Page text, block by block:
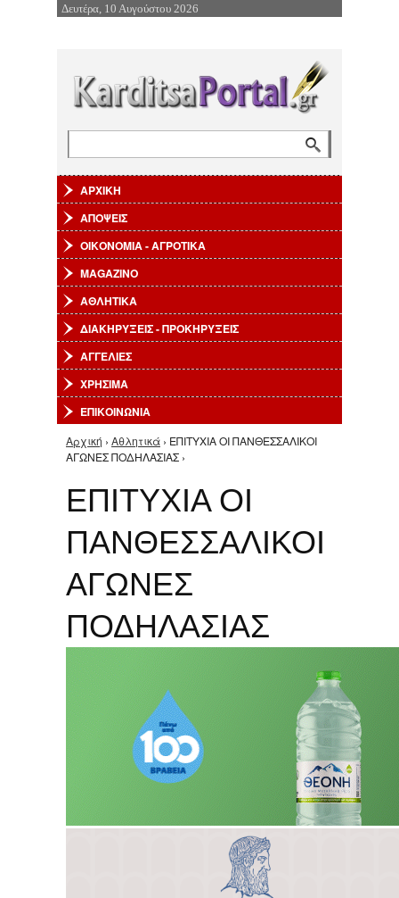
Επιστροφή στην Πλοήγηση
Δευτέρα, 10 Αυγούστου 2026
ΑΡΧΙΚΗ
ΑΠΟΨΕΙΣ
ΟΙΚΟΝΟΜΙΑ - ΑΓΡΟΤΙΚΑ
MAGAZINO
ΑΘΛΗΤΙΚΑ
ΔΙΑΚΗΡΥΞΕΙΣ - ΠΡΟΚΗΡΥΞΕΙΣ
ΑΓΓΕΛΙΕΣ
ΧΡΗΣΙΜΑ
ΕΠΙΚΟΙΝΩΝΙΑ
Είστε εδώ
Αρχική › Αθλητικά › ΕΠΙΤΥΧΙΑ ΟΙ ΠΑΝΘΕΣΣΑΛΙΚΟΙ
ΑΓΩΝΕΣ ΠΟΔΗΛΑΣΙΑΣ ›
ΕΠΙΤΥΧΙΑ ΟΙ
ΠΑΝΘΕΣΣΑΛΙΚΟΙ
ΑΓΩΝΕΣ
ΠΟΔΗΛΑΣΙΑΣ